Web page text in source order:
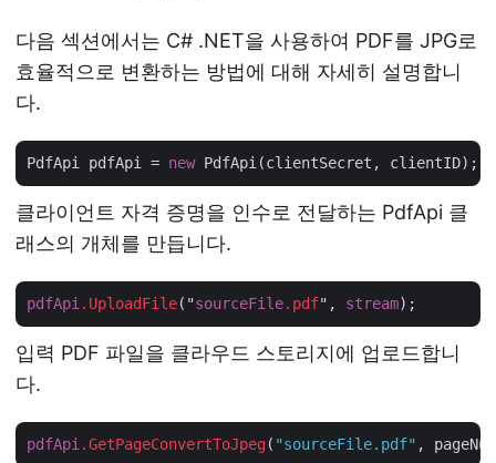
다음 섹션에서는 C# .NET을 사용하여 PDF를 JPG로
효율적으로 변환하는 방법에 대해 자세히 설명합니
다.
PdfApi pdfApi = new
클라이언트 자격 증명을 인수로 전달하는 PdfApi 클
래스의 개체를 만듭니다.
pdfApi .UploadFile("sourceFile.pdf", stream
입력 PDF 파일을 클라우드 스토리지에 업로드합니
다.
pdfApi .GetPageConvertToJpeg( "sourceFile.pdf" ,